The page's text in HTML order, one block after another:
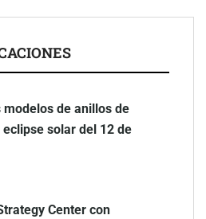
de anillos de
solar del 12 de
Center con